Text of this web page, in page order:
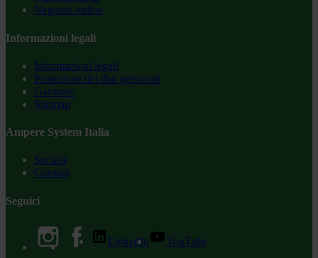
Negozio online
Informazioni legali
Informazioni legali
Protezione dei dati personali
Garanzie
Sitemap
Ampere System Italia
Società
Contatti
Seguici
LinkedIn YouTube